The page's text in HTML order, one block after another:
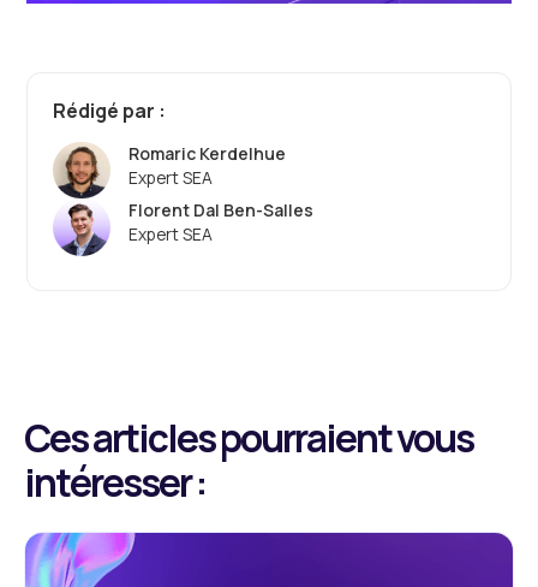
Rédigé par :
Romaric Kerdelhue
Expert SEA
Florent Dal Ben-Salles
Expert SEA
Ces articles pourraient vous
intéresser :